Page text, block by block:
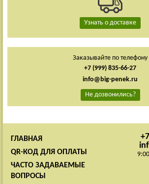
Узнать о доставке
Заказывайте по телефону
+7 (999) 835-66-27
info@big-penek.ru
Не дозвонились?
ГЛАВНАЯ
QR-КОД ДЛЯ ОПЛАТЫ
ЧАСТО ЗАДАВАЕМЫЕ
ВОПРОСЫ